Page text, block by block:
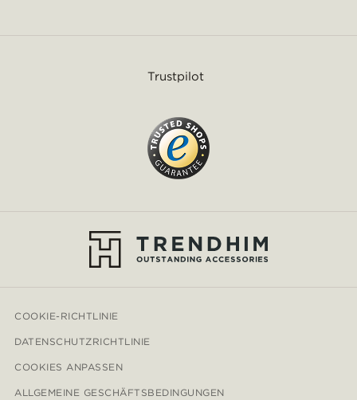
Trustpilot
COOKIE-RICHTLINIE
DATENSCHUTZRICHTLINIE
COOKIES ANPASSEN
ALLGEMEINE GESCHÄFTSBEDINGUNGEN